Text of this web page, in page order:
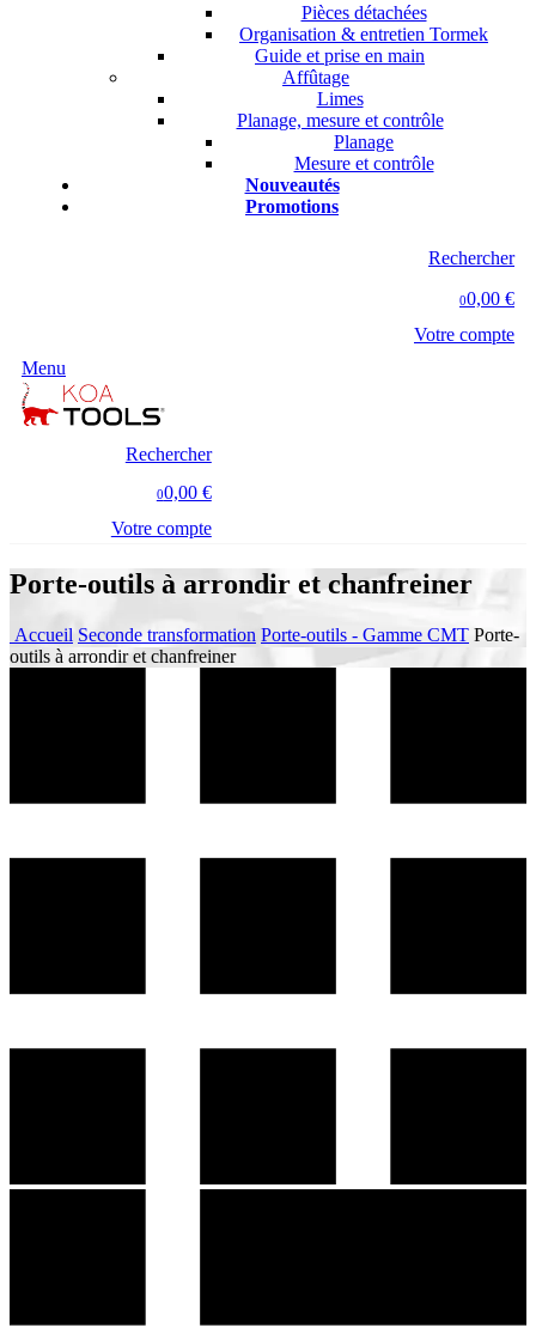
Pièces détachées
Organisation & entretien Tormek
Guide et prise en main
Affûtage
Limes
Planage, mesure et contrôle
Planage
Mesure et contrôle
Nouveautés
Promotions
Rechercher
00,00 €
Votre compte
Menu
Rechercher
00,00 €
Votre compte
Porte-outils à arrondir et chanfreiner
Accueil Seconde transformation Porte-outils - Gamme CMT Porte-
outils à arrondir et chanfreiner